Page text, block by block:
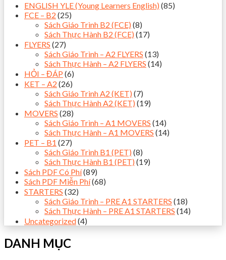
ENGLISH YLE (Young Learners English) (85)
FCE – B2 (25)
Sách Giáo Trình B2 (FCE) (8)
Sách Thực Hành B2 (FCE) (17)
FLYERS (27)
Sách Giáo Trình – A2 FLYERS (13)
Sách Thực Hành – A2 FLYERS (14)
HỎI – ĐÁP (6)
KET – A2 (26)
Sách Giáo Trình A2 (KET) (7)
Sách Thực Hành A2 (KET) (19)
MOVERS (28)
Sách Giáo Trình – A1 MOVERS (14)
Sách Thực Hành – A1 MOVERS (14)
PET – B1 (27)
Sách Giáo Trình B1 (PET) (8)
Sách Thực Hành B1 (PET) (19)
Sách PDF Có Phí(89)
Sách PDF Miễn Phí(68)
STARTERS (32)
Sách Giáo Trình – PRE A1 STARTERS (18)
Sách Thực Hành – PRE A1 STARTERS (14)
Uncategorized(4)
DANH MỤC